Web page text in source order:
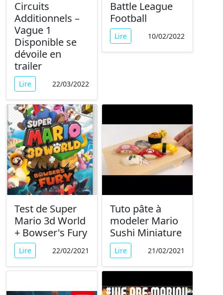
Circuits
Additionnels –
Vague 1
Disponible se
dévoile en
trailer
Lire 22/03/2022
Battle League
Football
Lire 10/02/2022
Test de Super
Mario 3d World
+ Bowser's Fury
Lire 22/02/2021
Tuto pâte à
modeler Mario
Sushi Miniature
Lire 21/02/2021